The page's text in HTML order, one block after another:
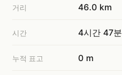
거리 46.0 km
시간 4시간 47분
누적 표고 0 m